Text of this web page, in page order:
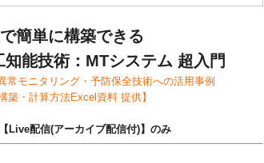
簡単に構築できる
能技術：MTシステム 超入門
常モニタリング・予防保全技術への活用事例
築・計算方法Excel資料 提供】
Live配信(アーカイブ配信付)】のみ